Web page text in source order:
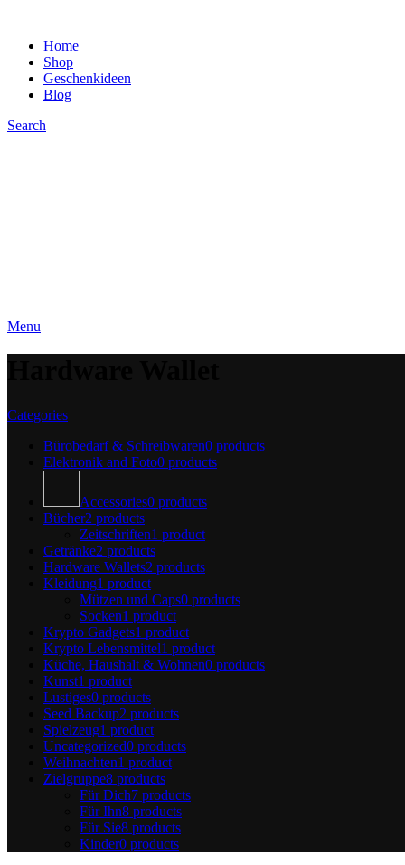
Home
Shop
Geschenkideen
Blog
Search
Menu
Categories
Bürobedarf & Schreibwaren0 products
Elektronik and Foto0 products
Accessories0 products
Bücher2 products
Zeitschriften1 product
Getränke2 products
Hardware Wallets2 products
Kleidung1 product
Mützen und Caps0 products
Socken1 product
Krypto Gadgets1 product
Krypto Lebensmittel1 product
Küche, Haushalt & Wohnen0 products
Kunst1 product
Lustiges0 products
Seed Backup2 products
Spielzeug1 product
Uncategorized0 products
Weihnachten1 product
Zielgruppe8 products
Für Dich7 products
Für Ihn8 products
Für Sie8 products
Kinder0 products